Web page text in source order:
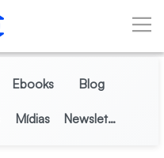
Ebooks Blog
Mídias Newsletter